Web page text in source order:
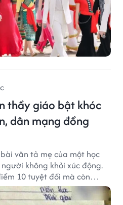
thầy giáo bật khóc
dân mạng đồng
văn tả mẹ của một học
không khỏi xúc động.
10 tuyệt đối mà còn
viết lời phê: "Thầy đã
tiên."